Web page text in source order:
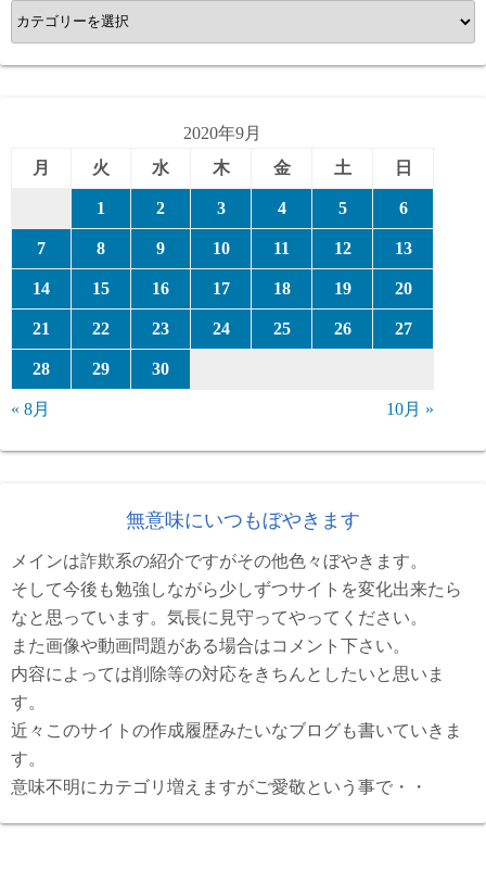
カ
テ
ゴ
2020年9月
月
火 水 木 金 土 日
1 2 3 4 5 6
7 8 9 10 11 12 13
14 15 16 17 18 19 20
21 22 23 24 25 26 27
28 29 30
« 8月 10月 »
無意味にいつもぼやきます
メインは詐欺系の紹介ですがその他色々ぼやきます。
そして今後も勉強しながら少しずつサイトを変化出来たら
なと思っています。気長に見守ってやってください。
また画像や動画問題がある場合はコメント下さい。
内容によっては削除等の対応をきちんとしたいと思いま
す。
近々このサイトの作成履歴みたいなブログも書いていきま
す。
意味不明にカテゴリ増えますがご愛敬という事で・・